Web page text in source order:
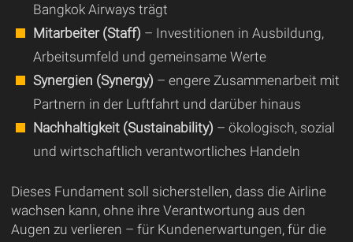
Bangkok Airways trägt
Mitarbeiter (Staff) – Investitionen in Ausbildung,
Arbeitsumfeld und gemeinsame Werte
Synergien (Synergy) – engere Zusammenarbeit mit
Partnern in der Luftfahrt und darüber hinaus
Nachhaltigkeit (Sustainability) – ökologisch, sozial
und wirtschaftlich verantwortliches Handeln
Dieses Fundament soll sicherstellen, dass die Airline
wachsen kann, ohne ihre Verantwortung aus den
Augen zu verlieren – für Kundenerwartungen, für die